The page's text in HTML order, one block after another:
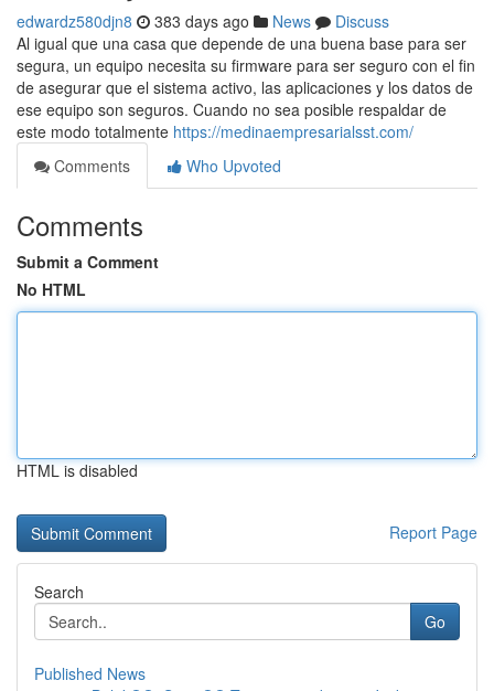
edwardz580djn8 383 days ago News
Discuss
Al igual que una casa que depende de una buena base para ser
segura, un equipo necesita su firmware para ser seguro con el fin
de asegurar que el sistema activo, las aplicaciones y los datos de
ese equipo son seguros. Cuando no sea posible respaldar de
este modo totalmente https://medinaempresarialsst.com/
Comments
Who Upvoted
Comments
Submit a Comment
No HTML
HTML is disabled
Report Page
Search
Go
Published News